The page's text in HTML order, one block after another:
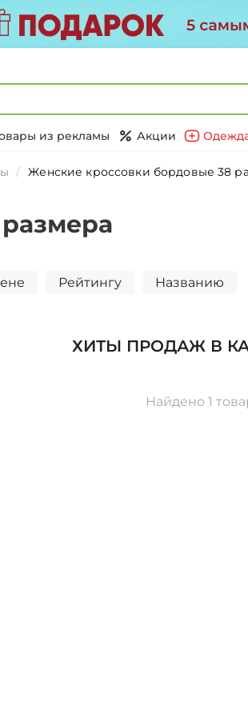
из рекламы Акции
Женские кроссовки бордовые 38
Рейтингу Названию
ХИТЫ ПРОДАЖ В
Найдено 1